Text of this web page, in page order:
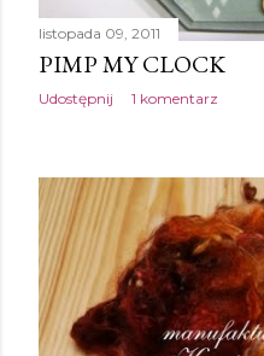
listopada 09, 2011
PIMP MY CLOCK
Udostępnij 1 komentarz